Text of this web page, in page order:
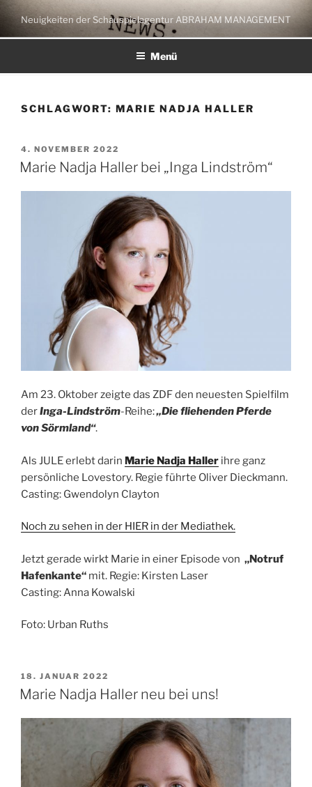
Zum
Inhalt
springen
Neuigkeiten der Schauspielagentur ABRAHAM MANAGEMENT
Menü
SCHLAGWORT: MARIE NADJA HALLER
VERÖFFENTLICHT
AM
4. NOVEMBER 2022
Marie Nadja Haller bei „Inga Lindström“
Am 23. Oktober zeigte das ZDF den neuesten Spielfilm
derInga-Lindström-Reihe:„Die fliehenden Pferde
von Sörmland“.
Als JULE erlebt darin Marie Nadja Haller ihre ganz
persönliche Lovestory. Regie führte Oliver Dieckmann.
Casting: Gwendolyn Clayton
Noch zu sehen in der HIER in der Mediathek.
Jetzt gerade wirkt Marie in einer Episode von „Notruf
Hafenkante“ mit. Regie: Kirsten Laser
Casting: Anna Kowalski
Foto: Urban Ruths
VERÖFFENTLICHT
AM
18. JANUAR 2022
Marie Nadja Haller neu bei uns!